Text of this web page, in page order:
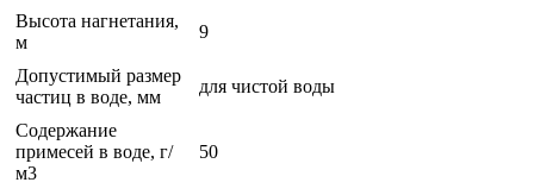
Высота нагнетания,
м
9
Допустимый размер
частиц в воде, мм
для чистой воды
Содержание
примесей в воде, г/
м3
50